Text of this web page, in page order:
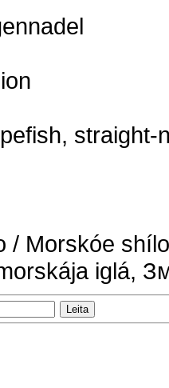
straight-
Morskóe
iglá,